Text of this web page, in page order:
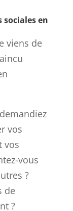
en
viens de
vos
vos
vous
?
de
?